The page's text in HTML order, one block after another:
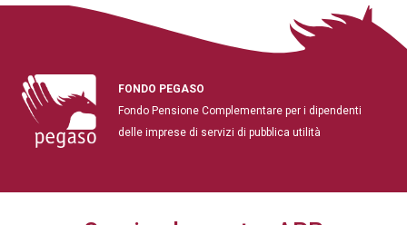
FONDO PEGASO
Fondo Pensione Complementare per i dipendenti
delle imprese di servizi di pubblica utilità